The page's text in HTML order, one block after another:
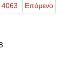
4063 Επόμενο